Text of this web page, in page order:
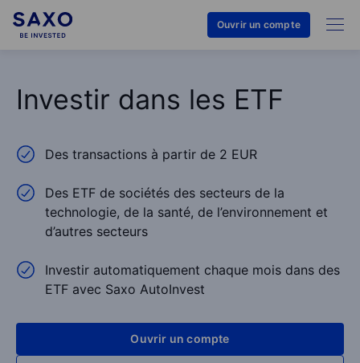
Ouvrir un compte
Investir dans les ETF
Des transactions à partir de 2 EUR
Des ETF de sociétés des secteurs de la
technologie, de la santé, de l’environnement et
d’autres secteurs
Investir automatiquement chaque mois dans des
ETF avec Saxo AutoInvest
Ouvrir un compte